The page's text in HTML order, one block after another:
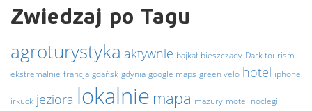
Zwiedzaj po Tagu
agroturystyka aktywnie bajkał bieszczady Dark tourism
ekstremalnie francja gdańsk gdynia google maps green velo hotel iphone
irkuck jeziora lokalnie mapa mazury motel noclegi